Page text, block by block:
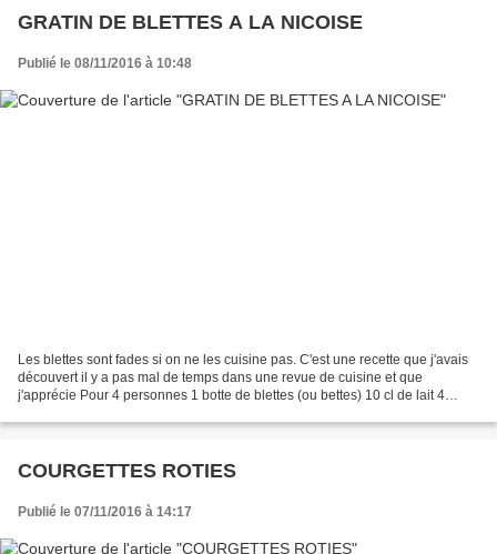
GRATIN DE BLETTES A LA NICOISE
Publié le 08/11/2016 à 10:48
Les blettes sont fades si on ne les cuisine pas. C'est une recette que j'avais
découvert il y a pas mal de temps dans une revue de cuisine et que
j'apprécie Pour 4 personnes 1 botte de blettes (ou bettes) 10 cl de lait 4
COURGETTES ROTIES
Publié le 07/11/2016 à 14:17